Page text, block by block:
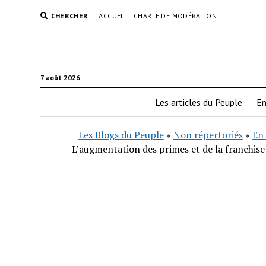
CHERCHER ACCUEIL CHARTE DE MODÉRATION
7 août 2026
Les articles du Peuple
Les Blogs du Peuple» Non répertoriés»
L’augmentation des primes et de la